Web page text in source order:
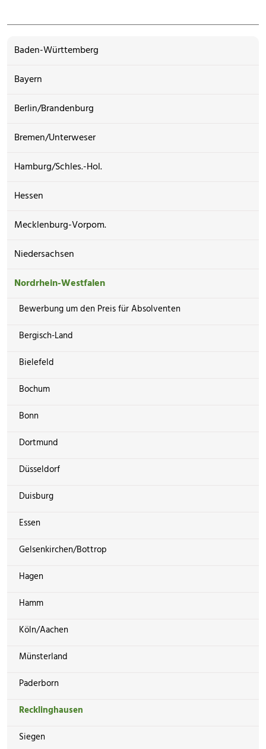
Baden-Württemberg
Bayern
Berlin/Brandenburg
Bremen/Unterweser
Hamburg/Schles.-Hol.
Hessen
Mecklenburg-Vorpom.
Niedersachsen
Nordrhein-Westfalen
Bewerbung um den Preis für Absolventen
Bergisch-Land
Bielefeld
Bochum
Bonn
Dortmund
Düsseldorf
Duisburg
Essen
Gelsenkirchen/Bottrop
Hagen
Hamm
Köln/Aachen
Münsterland
Paderborn
Recklinghausen
Siegen